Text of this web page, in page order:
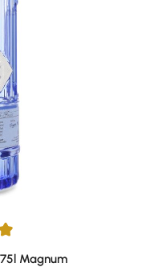
Magnum